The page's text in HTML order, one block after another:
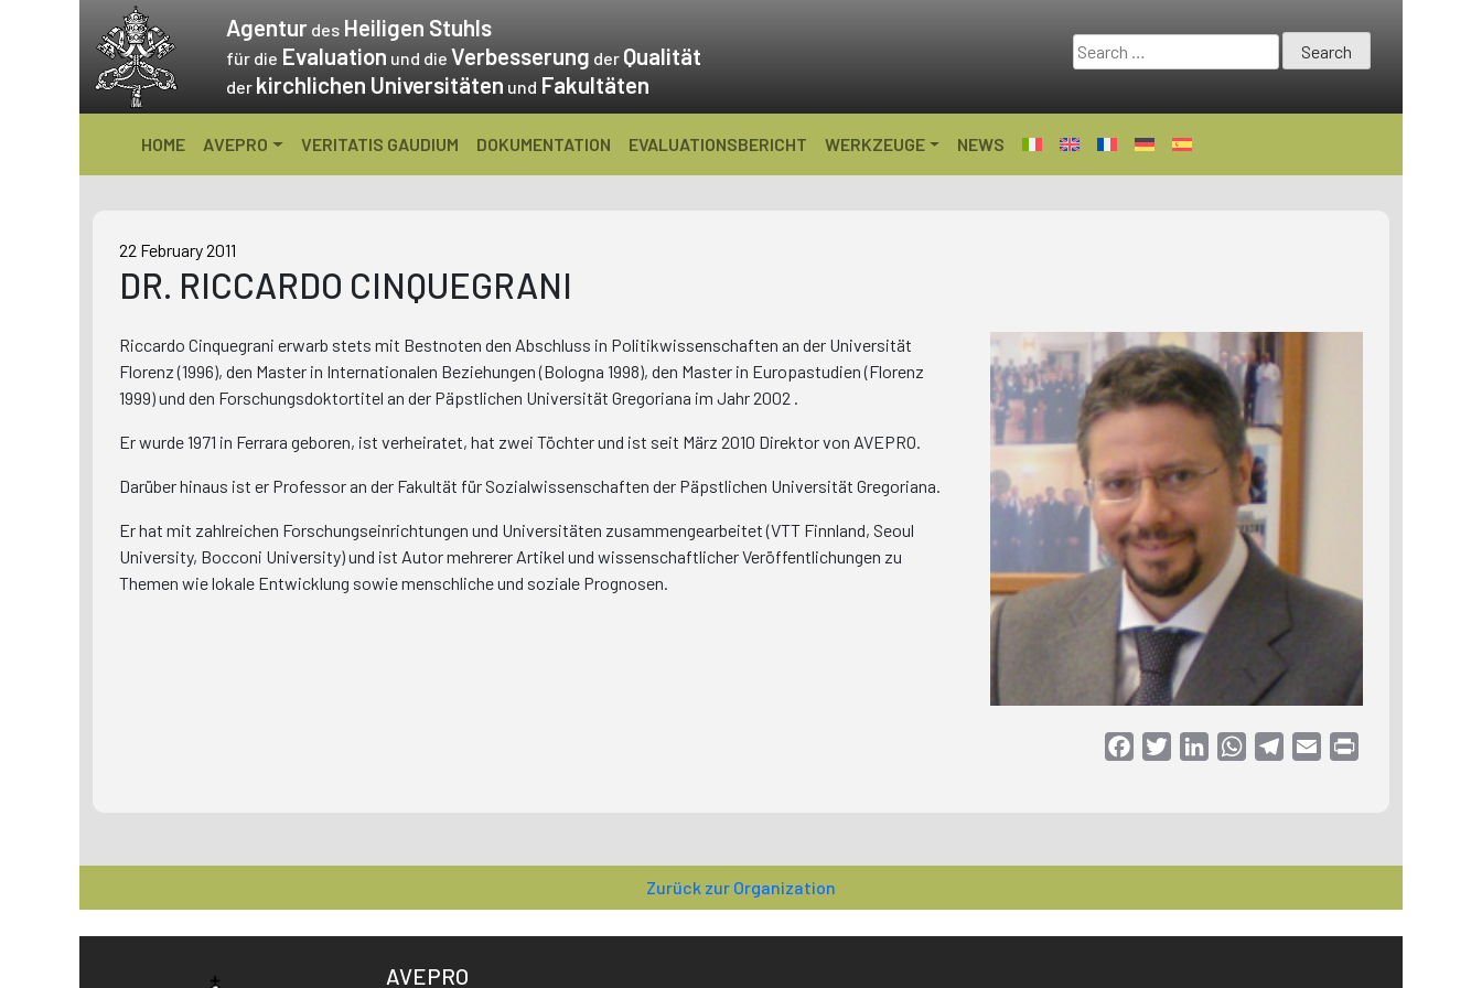
content
Agentur des Heiligen Stuhls
für die Evaluation und die Verbesserung der Qualität
der kirchlichen Universitäten und Fakultäten
Search
for:
HOME AVEPRO VERITATIS GAUDIUM DOKUMENTATION EVALUATIONSBERICHT WERKZEUGE NEWS
22 February 2011
DR. RICCARDO CINQUEGRANI
Riccardo Cinquegrani erwarb stets mit Bestnoten den Abschluss in Politikwissenschaften an der Universität
Florenz (1996), den Master in Internationalen Beziehungen (Bologna 1998), den Master in Europastudien (Florenz
1999) und den Forschungsdoktortitel an der Päpstlichen Universität Gregoriana im Jahr 2002 .
Er wurde 1971 in Ferrara geboren, ist verheiratet, hat zwei Töchter und ist seit März 2010 Direktor von AVEPRO.
Darüber hinaus ist er Professor an der Fakultät für Sozialwissenschaften der Päpstlichen Universität Gregoriana.
Er hat mit zahlreichen Forschungseinrichtungen und Universitäten zusammengearbeitet (VTT Finnland, Seoul
University, Bocconi University) und ist Autor mehrerer Artikel und wissenschaftlicher Veröffentlichungen zu
Themen wie lokale Entwicklung sowie menschliche und soziale Prognosen.
FacebookTwitterLinkedInWhatsAppTelegram
Email
Zurück zur Organization
AVEPRO